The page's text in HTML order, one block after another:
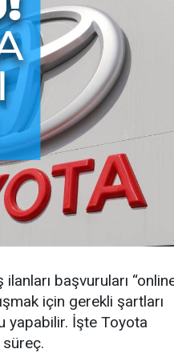
başvuruları
için gerekli şartları
yapabilir. İşte Toyota
süreç.